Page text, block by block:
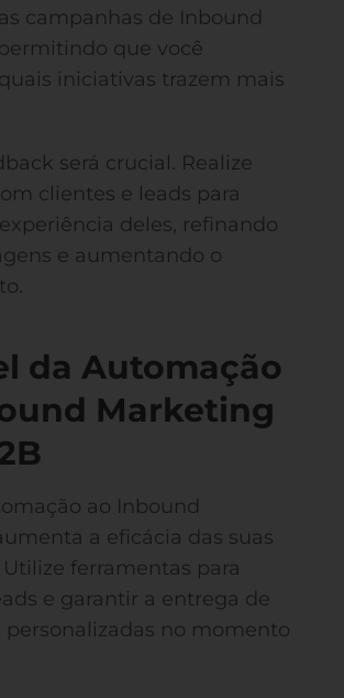
campanhas de Inbound
que você
iniciativas trazem mais
será crucial. Realize
clientes e leads para
deles, refinando
e aumentando o
da Automação
Marketing
ao Inbound
a eficácia das suas
ferramentas para
e garantir a entrega de
personalizadas no momento